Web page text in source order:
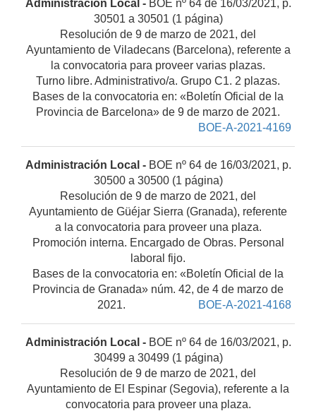
Administración Local - BOE nº 64 de 16/03/2021, p.
30501 a 30501 (1 página)
Resolución de 9 de marzo de 2021, del
Ayuntamiento de Viladecans (Barcelona), referente a
la convocatoria para proveer varias plazas.
Turno libre. Administrativo/a. Grupo C1. 2 plazas.
Bases de la convocatoria en: «Boletín Oficial de la
Provincia de Barcelona» de 9 de marzo de 2021.
BOE-A-2021-4169
Administración Local - BOE nº 64 de 16/03/2021, p.
30500 a 30500 (1 página)
Resolución de 9 de marzo de 2021, del
Ayuntamiento de Güéjar Sierra (Granada), referente
a la convocatoria para proveer una plaza.
Promoción interna. Encargado de Obras. Personal
laboral fijo.
Bases de la convocatoria en: «Boletín Oficial de la
Provincia de Granada» núm. 42, de 4 de marzo de
2021.
BOE-A-2021-4168
Administración Local - BOE nº 64 de 16/03/2021, p.
30499 a 30499 (1 página)
Resolución de 9 de marzo de 2021, del
Ayuntamiento de El Espinar (Segovia), referente a la
convocatoria para proveer una plaza.